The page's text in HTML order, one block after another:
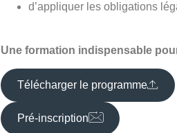
d’appliquer les obligations
Une formation indispensable
Télécharger le programme
Pré-inscription